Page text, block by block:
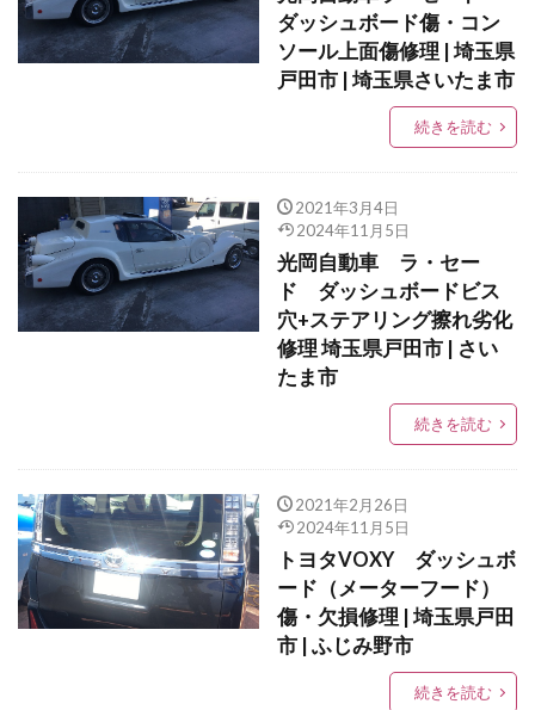
ダッシュボード傷・コン
ソール上面傷修理 | 埼玉県
戸田市 | 埼玉県さいたま市
続きを読む
2021年3月4日
2024年11月5日
光岡自動車 ラ・セー
ド ダッシュボードビス
穴+ステアリング擦れ劣化
修理 埼玉県戸田市 | さい
たま市
続きを読む
2021年2月26日
2024年11月5日
トヨタVOXY ダッシュボ
ード（メーターフード）
傷・欠損修理 | 埼玉県戸田
市 | ふじみ野市
続きを読む